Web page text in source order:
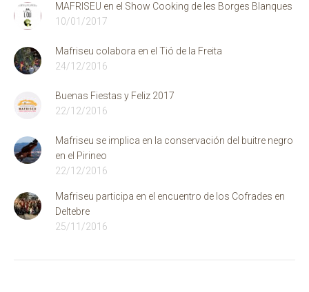
MAFRISEU en el Show Cooking de les Borges Blanques
10/01/2017
Mafriseu colabora en el Tió de la Freita
24/12/2016
Buenas Fiestas y Feliz 2017
22/12/2016
Mafriseu se implica en la conservación del buitre negro
en el Pirineo
22/12/2016
Mafriseu participa en el encuentro de los Cofrades en
Deltebre
25/11/2016